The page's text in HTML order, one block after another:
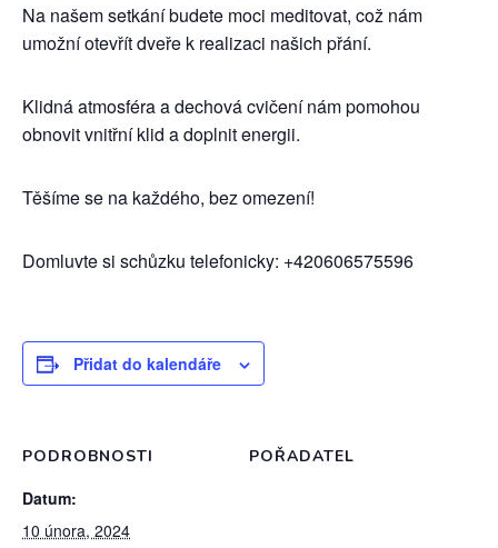
Na našem setkání budete moci meditovat, což nám
umožní otevřít dveře k realizaci našich přání.
Klidná atmosféra a dechová cvičení nám pomohou
obnovit vnitřní klid a doplnit energii.
Těšíme se na každého, bez omezení!
Domluvte si schůzku telefonicky: +420606575596
Přidat do kalendáře
PODROBNOSTI
Datum:
10 února, 2024
POŘADATEL